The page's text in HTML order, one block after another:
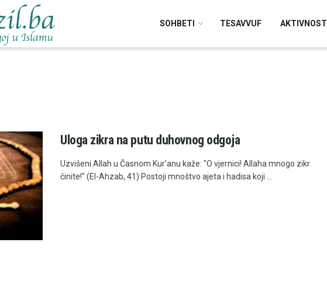
SOHBETI TESAVVUF AKTIVNOSTI
Uloga zikra na putu duhovnog odgoja
Uzvišeni Allah u Časnom Kur'anu kaže: "O vjernici! Allaha mnogo zikr
činite!" (El-Ahzab, 41) Postoji mnoštvo ajeta i hadisa koji ...